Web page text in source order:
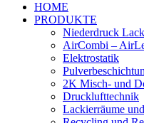
HOME
PRODUKTE
Niederdruck
AirCombi –
Elektrostatik
2K Misch- und
Drucklufttechnik
Lackierräume